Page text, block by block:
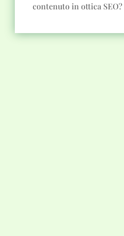
contenuto in ottica SEO?